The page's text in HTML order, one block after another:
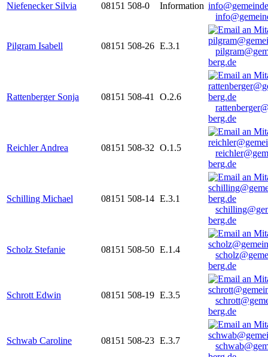
Niefenecker Silvia 08151 508-0
Information
Pilgram Isabell 08151 508-26 E.3.1
berg.de
Rattenberger Sonja 08151 508-41
O.2.6
berg.de
Reichler Andrea 08151 508-32 O.1.5
berg.de
Schilling Michael 08151 508-14 E.3.1
berg.de
Scholz Stefanie 08151 508-50 E.1.4
berg.de
Schrott Edwin 08151 508-19 E.3.5
berg.de
Schwab Caroline 08151 508-23 E.3.7